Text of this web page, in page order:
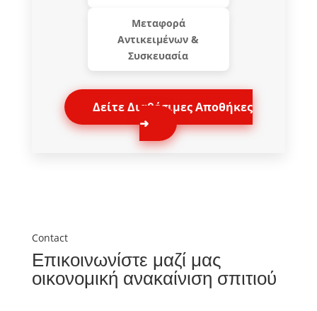
Μεταφορά
Αντικειμένων &
Συσκευασία
Δείτε Διαθέσιμες Αποθήκες
➜
Contact
Επικοινωνίστε μαζί μας
οικονομική ανακαίνιση σπιτιού